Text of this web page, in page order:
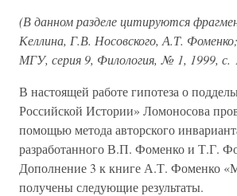
(В данном разделе цитируются
Келлина, Г.В. Носовского, А.Т.
МГУ, серия 9, Филология, № 1, 1999, с.
В настоящей работе гипотеза о
Российской Истории» Ломоносова
помощью метода авторского
разработанного В.П. Фоменко и Т.Г.
Дополнение 3 к книге А.Т. Фоменко
получены следующие результаты.